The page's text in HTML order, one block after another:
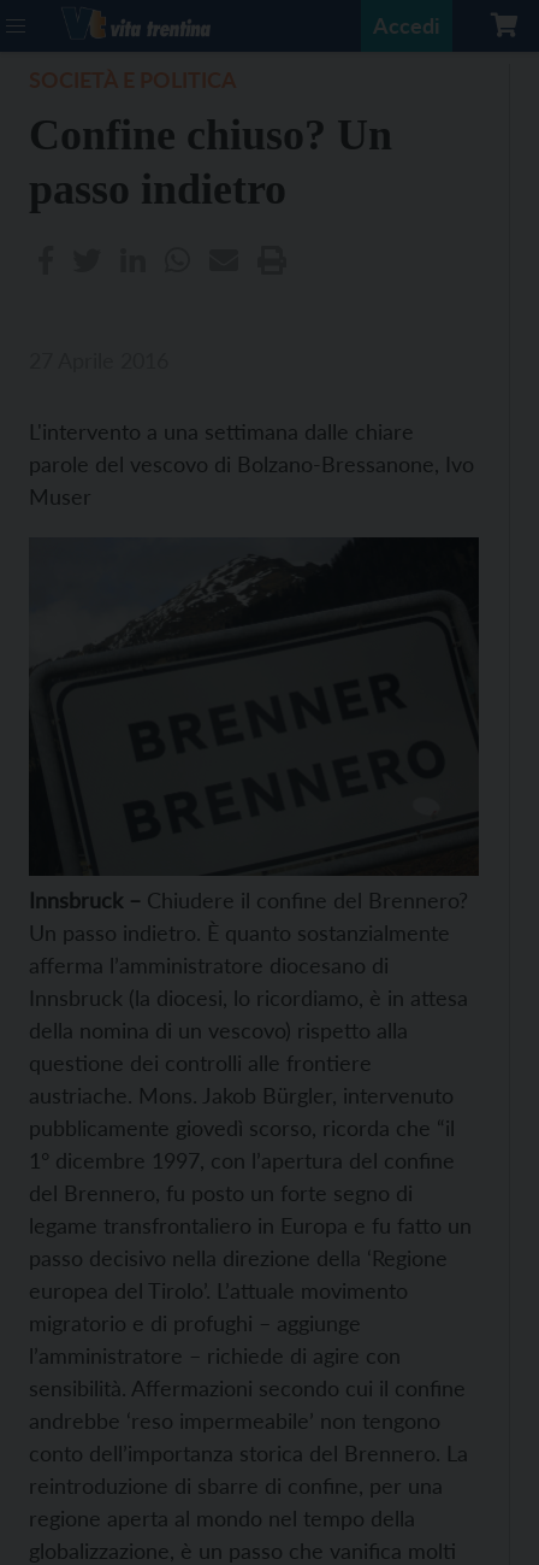
Accedi
Confine chiuso? Un
passo indietro
L'intervento a una settimana dalle chiare
parole del vescovo di Bolzano-Bressanone, Ivo
Muser
Innsbruck – Chiudere il confine del Brennero?
Un passo indietro. È quanto sostanzialmente
afferma l’amministratore diocesano di
Innsbruck (la diocesi, lo ricordiamo, è in attesa
della nomina di un vescovo) rispetto alla
questione dei controlli alle frontiere
austriache. Mons. Jakob Bürgler, intervenuto
pubblicamente giovedì scorso, ricorda che “il
1° dicembre 1997, con l’apertura del confine
del Brennero, fu posto un forte segno di
legame transfrontaliero in Europa e fu fatto un
passo decisivo nella direzione della ‘Regione
europea del Tirolo’. L’attuale movimento
migratorio e di profughi – aggiunge
l’amministratore – richiede di agire con
sensibilità. Affermazioni secondo cui il confine
andrebbe ‘reso impermeabile’ non tengono
conto dell’importanza storica del Brennero. La
reintroduzione di sbarre di confine, per una
regione aperta al mondo nel tempo della
globalizzazione, è un passo che vanifica molti